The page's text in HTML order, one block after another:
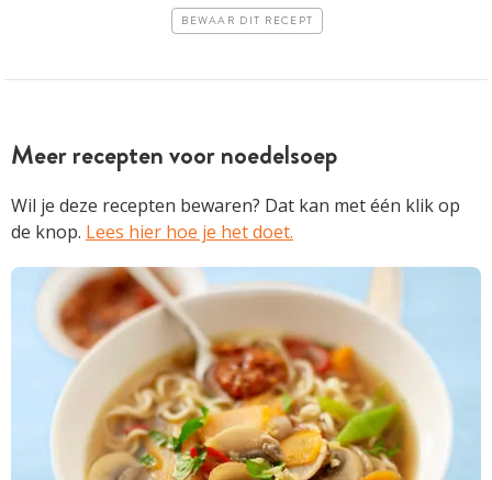
BEWAAR DIT RECEPT
Meer recepten voor noedelsoep
Wil je deze recepten bewaren? Dat kan met één klik op
de knop. Lees hier hoe je het doet.